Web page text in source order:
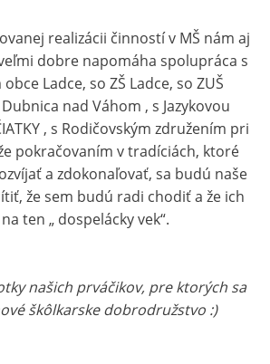
realizácii činností v MŠ nám aj
dobre napomáha spolupráca s
Ladce, so ZŠ Ladce, so ZUŠ
Dubnica nad Váhom , s Jazykovou
, s Rodičovským združením pri
pokračovaním v tradíciách, ktoré
a zdokonaľovať, sa budú naše
že sem budú radi chodiť a že ich
ten „ dospelácky vek“.
našich prváčikov, pre ktorých sa
škôlkarske dobrodružstvo :)